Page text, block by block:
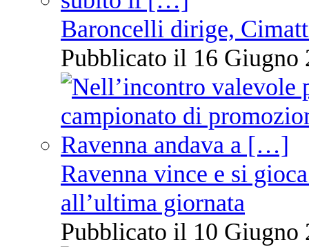
Baroncelli dirige,
Pubblicato il 16 Giugno
Ravenna vince e si
all’ultima giornata
Pubblicato il 10 Giugno